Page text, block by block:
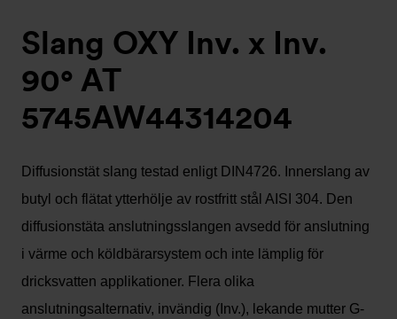
Slang OXY Inv. x Inv.
90° AT
5745AW44314204
Diffusionstät slang testad enligt DIN4726. Innerslang av
butyl och flätat ytterhölje av rostfritt stål AISI 304. Den
diffusionstäta anslutningsslangen avsedd för anslutning
i värme och köldbärarsystem och inte lämplig för
dricksvatten applikationer. Flera olika
anslutningsalternativ, invändig (Inv.), lekande mutter G-